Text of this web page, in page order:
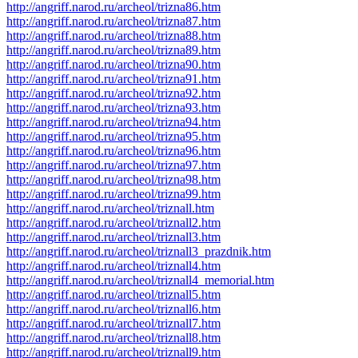
http://angriff.narod.ru/archeol/trizna86.htm
http://angriff.narod.ru/archeol/trizna87.htm
http://angriff.narod.ru/archeol/trizna88.htm
http://angriff.narod.ru/archeol/trizna89.htm
http://angriff.narod.ru/archeol/trizna90.htm
http://angriff.narod.ru/archeol/trizna91.htm
http://angriff.narod.ru/archeol/trizna92.htm
http://angriff.narod.ru/archeol/trizna93.htm
http://angriff.narod.ru/archeol/trizna94.htm
http://angriff.narod.ru/archeol/trizna95.htm
http://angriff.narod.ru/archeol/trizna96.htm
http://angriff.narod.ru/archeol/trizna97.htm
http://angriff.narod.ru/archeol/trizna98.htm
http://angriff.narod.ru/archeol/trizna99.htm
http://angriff.narod.ru/archeol/triznall.htm
http://angriff.narod.ru/archeol/triznall2.htm
http://angriff.narod.ru/archeol/triznall3.htm
http://angriff.narod.ru/archeol/triznall3_prazdnik.htm
http://angriff.narod.ru/archeol/triznall4.htm
http://angriff.narod.ru/archeol/triznall4_memorial.htm
http://angriff.narod.ru/archeol/triznall5.htm
http://angriff.narod.ru/archeol/triznall6.htm
http://angriff.narod.ru/archeol/triznall7.htm
http://angriff.narod.ru/archeol/triznall8.htm
http://angriff.narod.ru/archeol/triznall9.htm